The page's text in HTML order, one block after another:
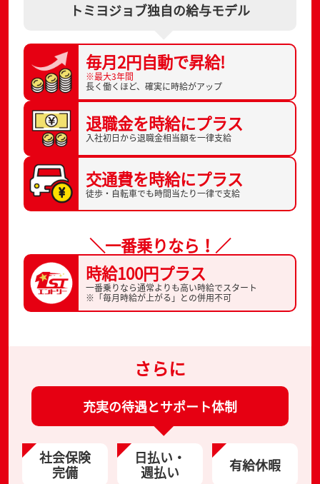
トミヨジョブ独自の給与モデル
毎月2円自動で昇給!
※最大3年間
長く働くほど、 確実に時給がアップ
退職金を時給にプラス
入社初日から退職金相当額を一律支給
交通費を時給にプラス
徒歩・自転車でも時間当たり一律で支給
＼一番乗りなら！／
時給100円プラス
一番乗りなら通常よりも高い時給でスタート
※「毎月時給が上がる」との併用不可
さらに
充実の待遇とサポート体制
社会保険
完備
日払い・
週払い 有給休暇